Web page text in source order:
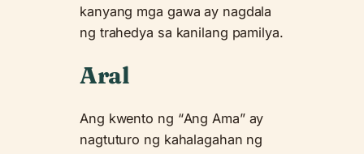
kanyang mga gawa ay nagdala
ng trahedya sa kanilang pamilya.
Aral
Ang kwento ng “Ang Ama” ay
nagtuturo ng kahalagahan ng